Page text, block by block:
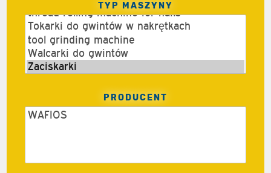
TYP MASZYNY
PRODUCENT